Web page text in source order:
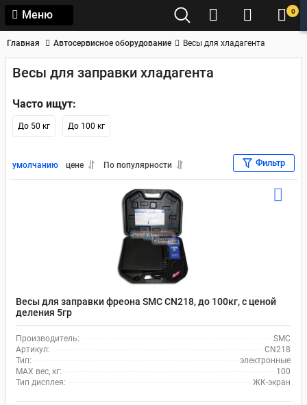
Меню 0
Главная Автосервисное оборудование Весы для хладагента
Весы для заправки хладагента
Часто ищут:
До 50 кг До 100 кг
умолчанию цене По популярности Фильтр
Весы для заправки фреона SMC CN218, до 100кг, с ценой
деления 5гр
Производитель:
SMC
Артикул:
CN218
Тип:
электронные
MAX вес, кг:
100
Тип дисплея:
ЖК-экран